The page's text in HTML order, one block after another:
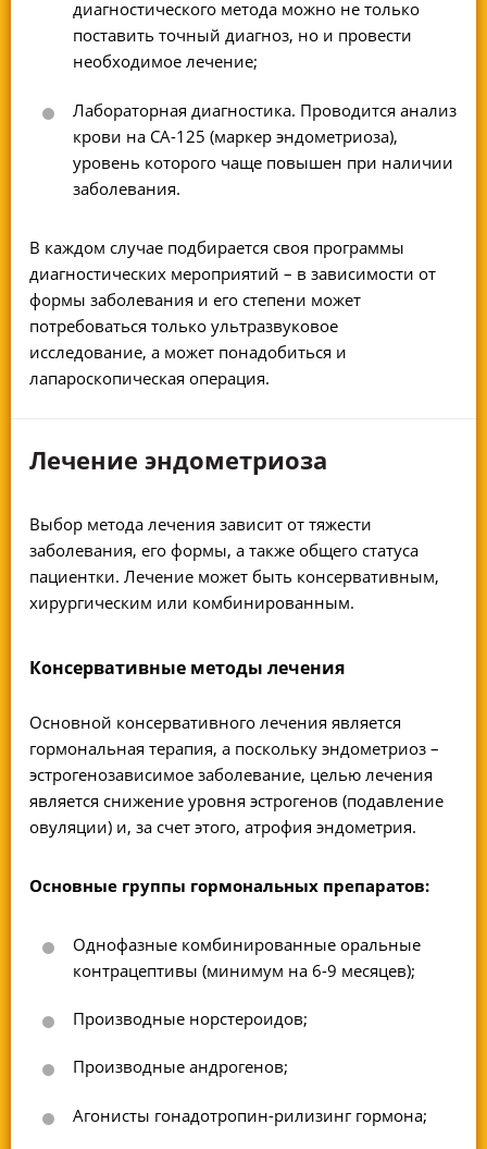
диагностического метода можно не только
поставить точный диагноз, но и провести
необходимое лечение;
Лабораторная диагностика. Проводится анализ
крови на СА-125 (маркер эндометриоза),
уровень которого чаще повышен при наличии
заболевания.
В каждом случае подбирается своя программы
диагностических мероприятий – в зависимости от
формы заболевания и его степени может
потребоваться только ультразвуковое
исследование, а может понадобиться и
лапароскопическая операция.
Лечение эндометриоза
Выбор метода лечения зависит от тяжести
заболевания, его формы, а также общего статуса
пациентки. Лечение может быть консервативным,
хирургическим или комбинированным.
Консервативные методы лечения
Основной консервативного лечения является
гормональная терапия, а поскольку эндометриоз –
эстрогенозависимое заболевание, целью лечения
является снижение уровня эстрогенов (подавление
овуляции) и, за счет этого, атрофия эндометрия.
Основные группы гормональных препаратов:
Однофазные комбинированные оральные
контрацептивы (минимум на 6-9 месяцев);
Производные норстероидов;
Производные андрогенов;
Агонисты гонадотропин-рилизинг гормона;